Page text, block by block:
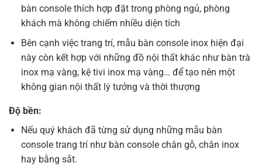
bàn console thích hợp đặt trong phòng ngủ, phòng
khách mà không chiếm nhiều diện tích
Bên cạnh việc trang trí, mẫu bàn console inox hiện đại
này còn kết hợp với những đồ nội thất khác như bàn trà
inox mạ vàng, kệ tivi inox mạ vàng… để tạo nên một
không gian nội thất lý tưởng và thời thượng
Độ bền:
Nếu quý khách đã từng sử dụng những mẫu bàn
console trang trí như bàn console chân gỗ, chân inox
hay bằng sắt.